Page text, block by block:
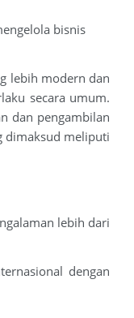
bisnis
lebih modern dan
secara umum.
dan pengambilan
dimaksud meliputi
lebih dari
dengan